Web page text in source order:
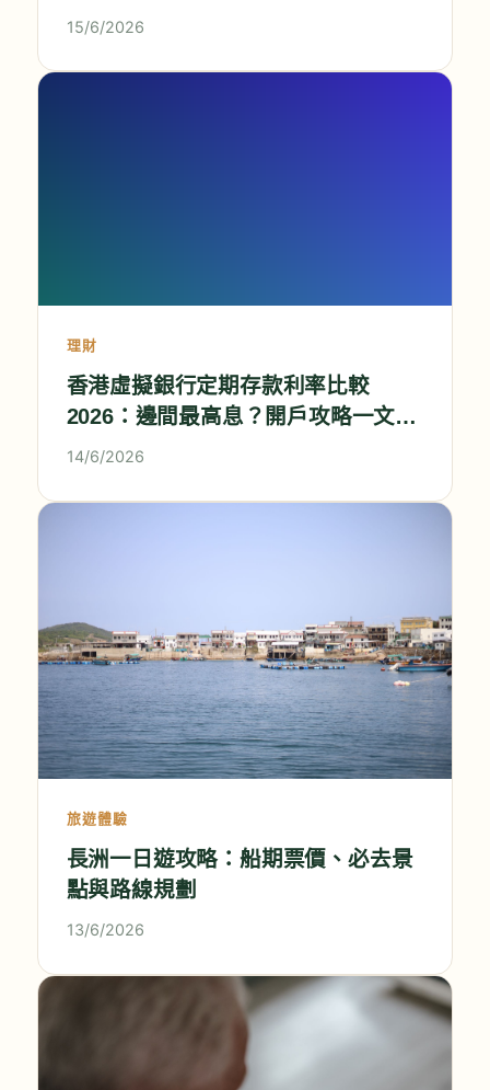
15/6/2026
理財
香港虛擬銀行定期存款利率比較
2026：邊間最高息？開戶攻略一文睇
清
14/6/2026
旅遊體驗
長洲一日遊攻略：船期票價、必去景
點與路線規劃
13/6/2026